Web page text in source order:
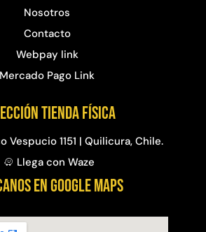
Nosotros
Contacto
Webpay link
Mercado Pago Link
Tienda física
Vespucio 1151 | Quilicura, Chile.
Llega con Waze
EN GOOGLE MAPS